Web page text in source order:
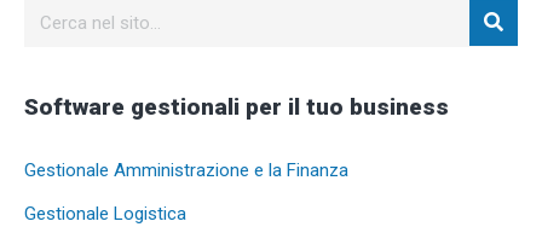
Software gestionali per il tuo business
Gestionale Amministrazione e la Finanza
Gestionale Logistica